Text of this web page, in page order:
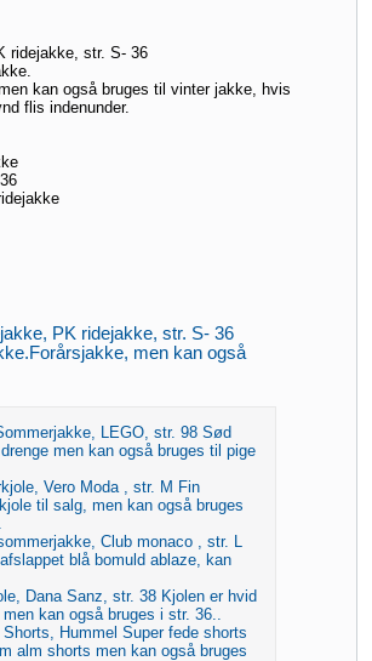
ridejakke, str. S- 36
kan også bruges til vinter jakke, hvis
flis indenunder.
PK ridejakke, str. S- 36
men kan også
LEGO, str. 98 Sød
men kan også bruges til pige
Vero Moda , str. M Fin
til salg, men kan også bruges
Club monaco , str. L
blå bomuld ablaze, kan
Dana Sanz, str. 38 Kjolen er hvid
kan også bruges i str. 36..
Hummel Super fede shorts
alm shorts men kan også bruges